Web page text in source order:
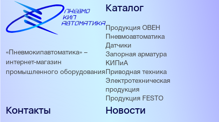
«Пневмокипавтоматика» –
интернет-магазин
промышленного оборудования
Каталог
Продукция ОВЕН
Пневмоавтоматика
Датчики
Запорная арматура
КИПиА
Приводная техника
Электротехническая
продукция
Продукция FESTO
Новости
Контакты